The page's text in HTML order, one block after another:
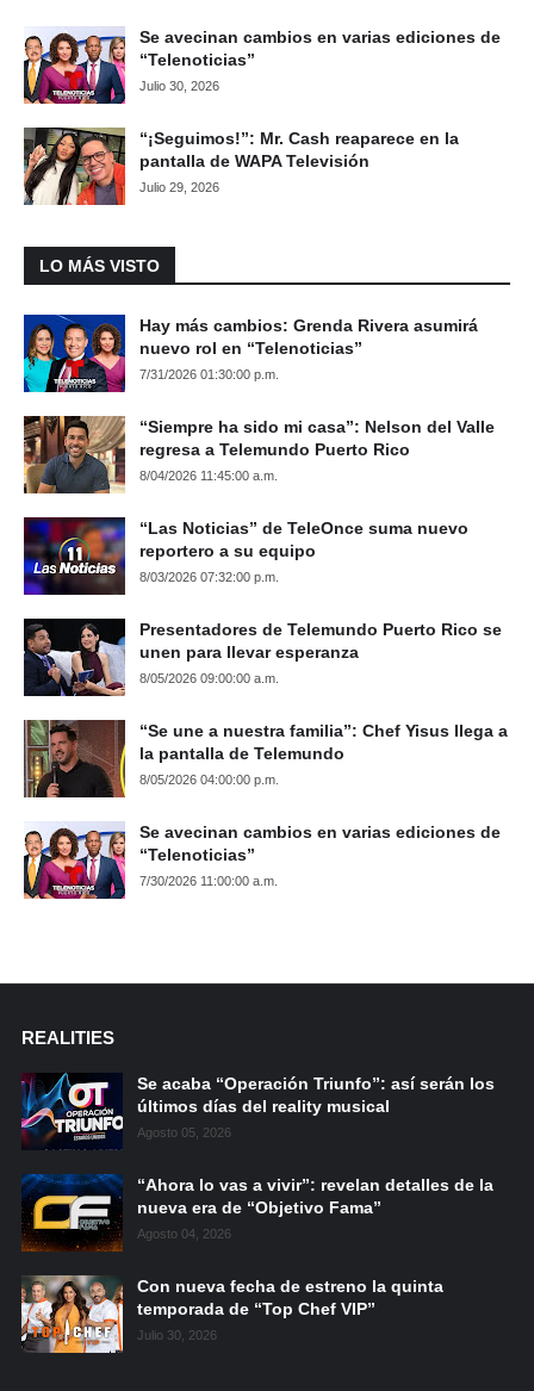
Se avecinan cambios en varias ediciones de
“Telenoticias”
Julio 30, 2026
“¡Seguimos!”: Mr. Cash reaparece en la
pantalla de WAPA Televisión
Julio 29, 2026
LO MÁS VISTO
Hay más cambios: Grenda Rivera asumirá
nuevo rol en “Telenoticias”
7/31/2026 01:30:00 p.m.
“Siempre ha sido mi casa”: Nelson del Valle
regresa a Telemundo Puerto Rico
8/04/2026 11:45:00 a.m.
“Las Noticias” de TeleOnce suma nuevo
reportero a su equipo
8/03/2026 07:32:00 p.m.
Presentadores de Telemundo Puerto Rico se
unen para llevar esperanza
8/05/2026 09:00:00 a.m.
“Se une a nuestra familia”: Chef Yisus llega a
la pantalla de Telemundo
8/05/2026 04:00:00 p.m.
Se avecinan cambios en varias ediciones de
“Telenoticias”
7/30/2026 11:00:00 a.m.
REALITIES
Se acaba “Operación Triunfo”: así serán los
últimos días del reality musical
Agosto 05, 2026
“Ahora lo vas a vivir”: revelan detalles de la
nueva era de “Objetivo Fama”
Agosto 04, 2026
Con nueva fecha de estreno la quinta
temporada de “Top Chef VIP”
Julio 30, 2026